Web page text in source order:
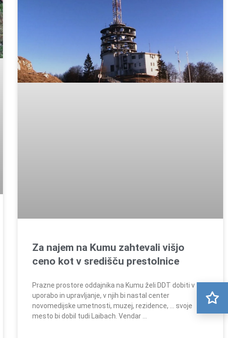
Za najem na Kumu zahtevali višjo
ceno kot v središču prestolnice
Prazne prostore oddajnika na Kumu želi DDT dobiti v
uporabo in upravljanje, v njih bi nastal center
novomedijske umetnosti, muzej, rezidence, … svoje
mesto bi dobil tudi Laibach. Vendar …